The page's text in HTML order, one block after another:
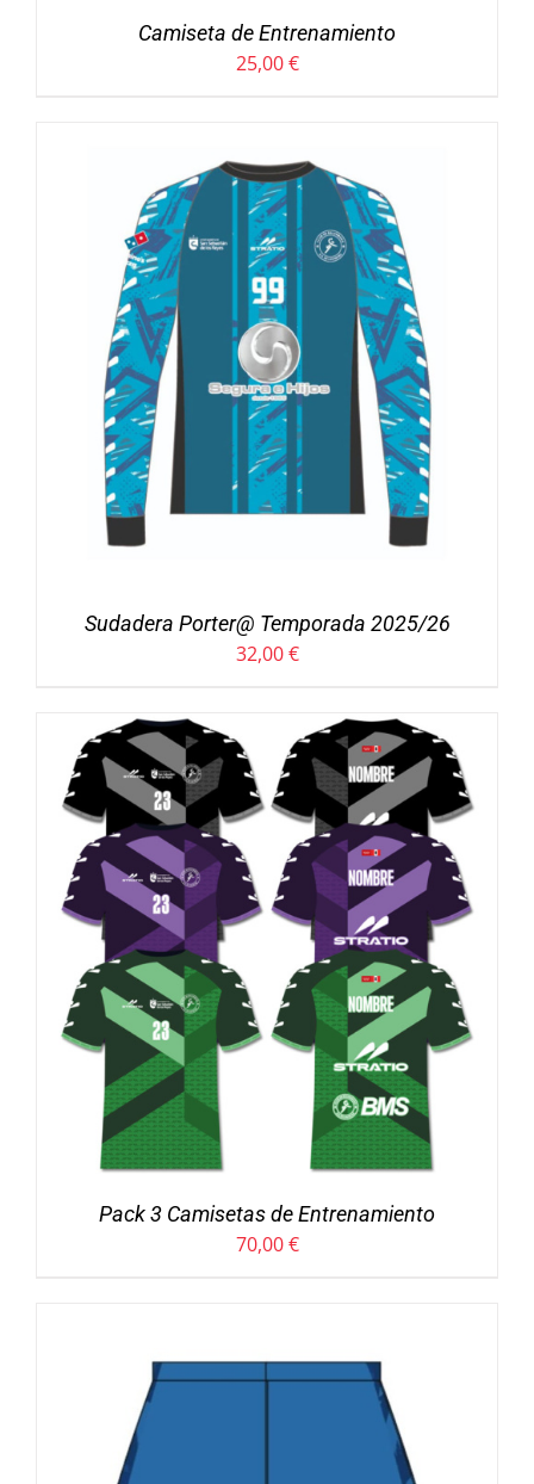
Camiseta de Entrenamiento
25,00€
Sudadera Porter@ Temporada 2025/26
32,00€
Pack 3 Camisetas de Entrenamiento
70,00€